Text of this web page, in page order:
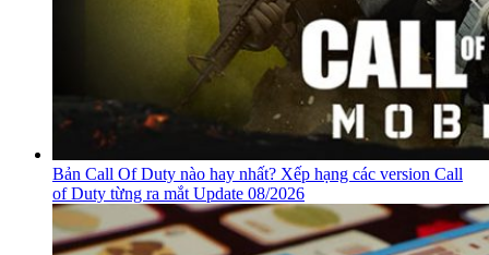
Bản Call Of Duty nào hay nhất? Xếp hạng các version Call
of Duty từng ra mắt Update 08/2026